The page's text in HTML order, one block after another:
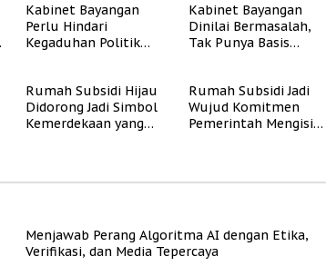
Masyarakat
Berpenghasilan
Rendah
Kabinet Bayangan
Perlu Hindari
Kegaduhan Politik
Kabinet Bayangan
Dinilai Bermasalah,
Tak Punya Basis
Rumah Subsidi Hijau
Didorong Jadi Simbol
Kemerdekaan yang
Rumah Subsidi Jadi
Wujud Komitmen
Pemerintah Mengisi
Menjawab Perang Algoritma AI dengan Etika,
Verifikasi, dan Media Tepercaya